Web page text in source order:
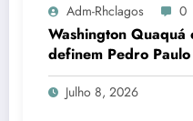
Adm-Rhclagos 0
Washington Quaquá
definem Pedro
candidatos ao
Julho 8, 2026